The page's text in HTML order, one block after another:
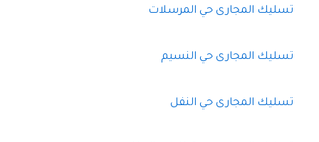
تسليك المجارى حي المرسلات
تسليك المجارى حي النسيم
تسليك المجارى حي النفل